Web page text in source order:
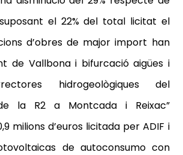
el 22% del total licitat el
d’obres de major import han
de Vallbona i bifurcació aigües i
hidrogeològiques del
la R2 a Montcada i Reixac”
milions d’euros licitada per ADIF i
de autoconsumo con